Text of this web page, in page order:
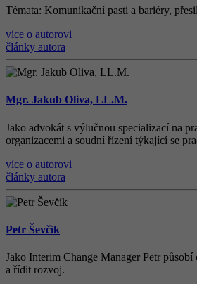
Témata: Komunikační pasti a bariéry, př
více o autorovi
články autora
Mgr. Jakub Oliva, LL.M.
Jako advokát s výlučnou specializací na
organizacemi a soudní řízení týkající se
více o autorovi
články autora
Petr Ševčík
Jako Interim Change Manager Petr
a řídit rozvoj.